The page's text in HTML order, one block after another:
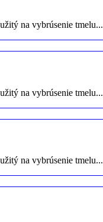
na vybrúsenie tmelu...
na vybrúsenie tmelu...
na vybrúsenie tmelu...